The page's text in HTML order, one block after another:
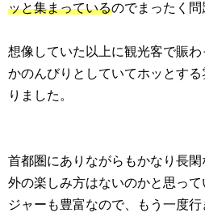
ッと集まっているのでまったく問
想像していた以上に観光客で賑
かのんびりとしていてホッとす
りました。
首都圏にありながらもかなり長
外の楽しみ方はないのかと思っ
ジャーも豊富なので、もう一度